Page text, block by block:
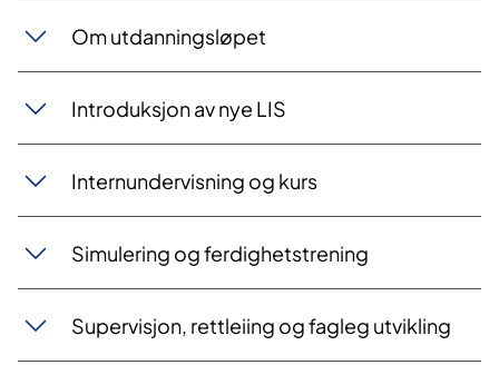
Om utdanningsløpet
Introduksjon av nye LIS
Internundervisning og kurs
Simulering og ferdighetstrening
Supervisjon, rettleiing og fagleg utvikling